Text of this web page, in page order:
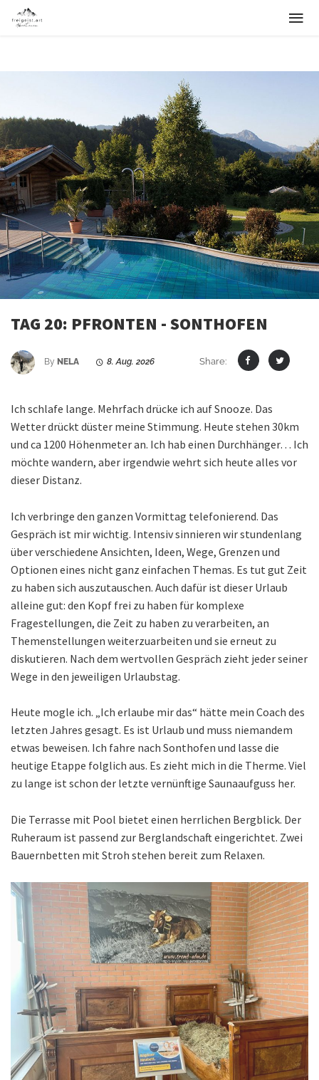
TAG 20: PFRONTEN - SONTHOFEN
By NELA 8. Aug. 2026 Share:
Ich schlafe lange. Mehrfach drücke ich auf Snooze. Das
Wetter drückt düster meine Stimmung. Heute stehen 30km
und ca 1200 Höhenmeter an. Ich hab einen Durchhänger… Ich
möchte wandern, aber irgendwie wehrt sich heute alles vor
dieser Distanz.
Ich verbringe den ganzen Vormittag telefonierend. Das
Gespräch ist mir wichtig. Intensiv sinnieren wir stundenlang
über verschiedene Ansichten, Ideen, Wege, Grenzen und
Optionen eines nicht ganz einfachen Themas. Es tut gut Zeit
zu haben sich auszutauschen. Auch dafür ist dieser Urlaub
alleine gut: den Kopf frei zu haben für komplexe
Fragestellungen, die Zeit zu haben zu verarbeiten, an
Themenstellungen weiterzuarbeiten und sie erneut zu
diskutieren. Nach dem wertvollen Gespräch zieht jeder seiner
Wege in den jeweiligen Urlaubstag.
Heute mogle ich. „Ich erlaube mir das“ hätte mein Coach des
letzten Jahres gesagt. Es ist Urlaub und muss niemandem
etwas beweisen. Ich fahre nach Sonthofen und lasse die
heutige Etappe folglich aus. Es zieht mich in die Therme. Viel
zu lange ist schon der letzte vernünftige Saunaaufguss her.
Die Terrasse mit Pool bietet einen herrlichen Bergblick. Der
Ruheraum ist passend zur Berglandschaft eingerichtet. Zwei
Bauernbetten mit Stroh stehen bereit zum Relaxen.